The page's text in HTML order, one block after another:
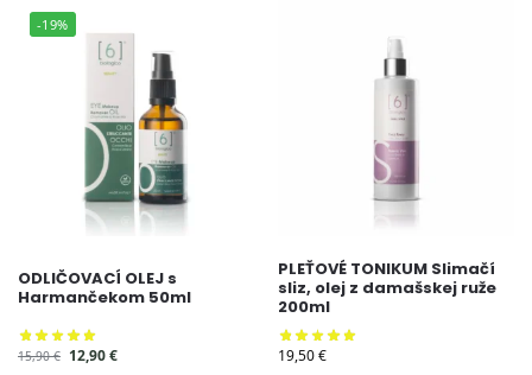
-19%
ODLIČOVACÍ OLEJ s
Harmančekom 50ml
15,90€ 12,90€
PLEŤOVÉ TONIKUM Slimačí
sliz, olej z damašskej ruže
200ml
19,50€